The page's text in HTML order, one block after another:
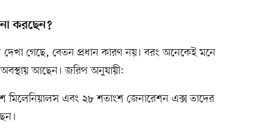
করছেন?
দেখা গেছে, বেতন প্রধান কারণ নয়। বরং অনেকেই মনে
অবস্থায় আছেন। জরিপ অনুযায়ী:
এবং ২৮ শতাংশ জেনারেশন এক্স তাদের